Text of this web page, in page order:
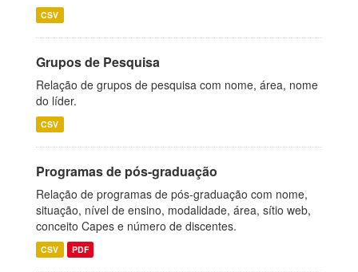
CSV
Grupos de Pesquisa
Relação de grupos de pesquisa com nome, área, nome
do líder.
CSV
Programas de pós-graduação
Relação de programas de pós-graduação com nome,
situação, nível de ensino, modalidade, área, sítio web,
conceito Capes e número de discentes.
CSV PDF